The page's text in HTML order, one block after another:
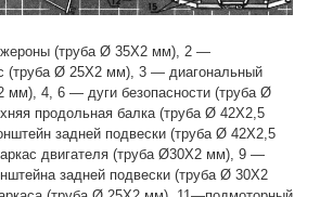
(труба Ø 35X2 мм), 2 —
(труба Ø 25X2 мм), 3 — диагональный
мм), 4, 6 — дуги безопасности (труба Ø
продольная балка (труба Ø 42Х2,5
задней подвески (труба Ø 42X2,5
двигателя (труба Ø30Х2 мм), 9 —
задней подвески (труба Ø 30X2